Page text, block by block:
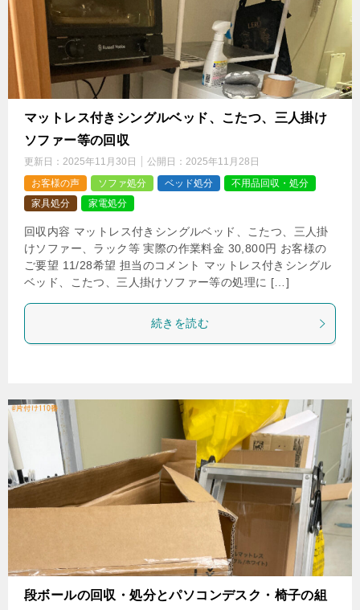
マットレス付きシングルベッド、こたつ、三人掛け
ソファー等の回収
更新日： 2025年11月30日 公開日： 2025年11月28日
お客様の声
ソファ処分 ベッド処分
不用品回収・処分
家具処分
家電処分
回収内容 マットレス付きシングルベッド、こたつ、三人掛
けソファー、ラック等 実際の作業料金 30,800円 お客様の
ご要望 11/28希望 担当のコメント マットレス付きシングル
ベッド、こたつ、三人掛けソファー等の処理に […]
続きを読む
段ボールの回収・処分とパソコンデスク・椅子の組